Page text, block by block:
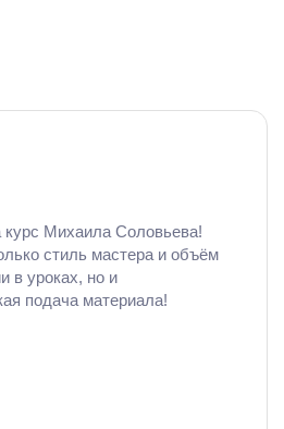
курс Михаила Соловьева!
стиль мастера и объём
в уроках, но и
подача материала!